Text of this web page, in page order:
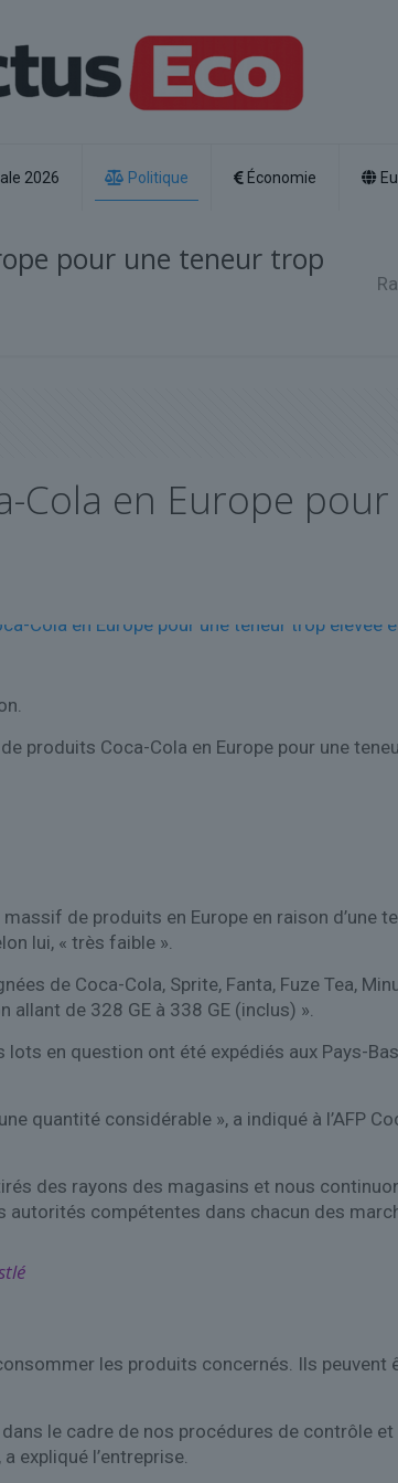
2026 Politique Économie
pour une teneur trop
Cola en Europe
produits Coca-Cola en Europe pour une
de produits en Europe en raison d’une
lui, « très faible ».
de Coca-Cola, Sprite, Fanta, Fuze Tea,
de 328 GE à 338 GE (inclus) ».
en question ont été expédiés aux Pays-
quantité considérable », a indiqué à l’AFP
des rayons des magasins et nous
autorités compétentes dans chacun des
les produits concernés. Ils
le cadre de nos procédures de contrôle
expliqué l’entreprise.